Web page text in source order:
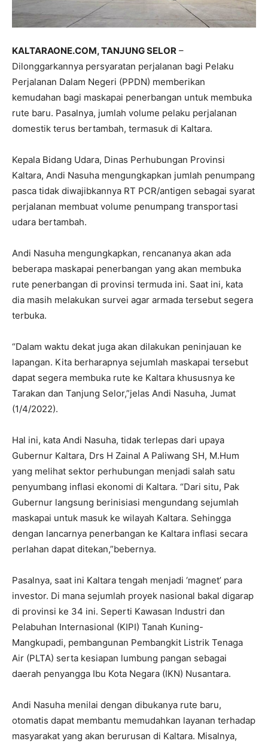
KALTARAONE.COM, TANJUNG SELOR –
Dilonggarkannya persyaratan perjalanan bagi Pelaku
Perjalanan Dalam Negeri (PPDN) memberikan
kemudahan bagi maskapai penerbangan untuk membuka
rute baru. Pasalnya, jumlah volume pelaku perjalanan
domestik terus bertambah, termasuk di Kaltara.
Kepala Bidang Udara, Dinas Perhubungan Provinsi
Kaltara, Andi Nasuha mengungkapkan jumlah penumpang
pasca tidak diwajibkannya RT PCR/antigen sebagai syarat
perjalanan membuat volume penumpang transportasi
udara bertambah.
Andi Nasuha mengungkapkan, rencananya akan ada
beberapa maskapai penerbangan yang akan membuka
rute penerbangan di provinsi termuda ini. Saat ini, kata
dia masih melakukan survei agar armada tersebut segera
terbuka.
“Dalam waktu dekat juga akan dilakukan peninjauan ke
lapangan. Kita berharapnya sejumlah maskapai tersebut
dapat segera membuka rute ke Kaltara khususnya ke
Tarakan dan Tanjung Selor,”jelas Andi Nasuha, Jumat
(1/4/2022).
Hal ini, kata Andi Nasuha, tidak terlepas dari upaya
Gubernur Kaltara, Drs H Zainal A Paliwang SH, M.Hum
yang melihat sektor perhubungan menjadi salah satu
penyumbang inflasi ekonomi di Kaltara. “Dari situ, Pak
Gubernur langsung berinisiasi mengundang sejumlah
maskapai untuk masuk ke wilayah Kaltara. Sehingga
dengan lancarnya penerbangan ke Kaltara inflasi secara
perlahan dapat ditekan,”bebernya.
Pasalnya, saat ini Kaltara tengah menjadi ‘magnet’ para
investor. Di mana sejumlah proyek nasional bakal digarap
di provinsi ke 34 ini. Seperti Kawasan Industri dan
Pelabuhan Internasional (KIPI) Tanah Kuning-
Mangkupadi, pembangunan Pembangkit Listrik Tenaga
Air (PLTA) serta kesiapan lumbung pangan sebagai
daerah penyangga Ibu Kota Negara (IKN) Nusantara.
Andi Nasuha menilai dengan dibukanya rute baru,
otomatis dapat membantu memudahkan layanan terhadap
masyarakat yang akan berurusan di Kaltara. Misalnya,